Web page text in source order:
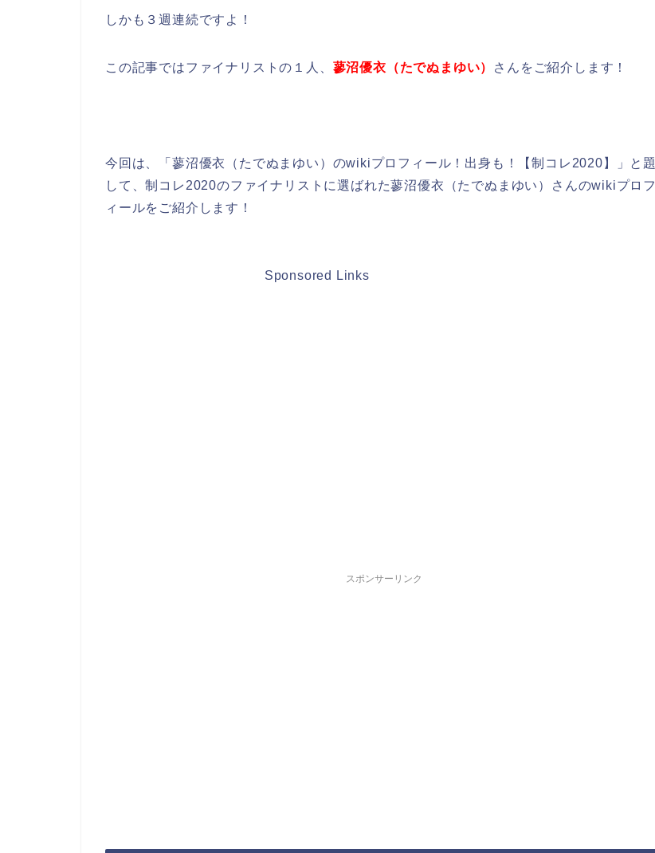
しかも３週連続ですよ！
この記事ではファイナリストの１人、 蓼沼優衣（たでぬまゆい） さんをご紹介します！
今回は、「蓼沼優衣（たでぬまゆい）のwikiプロフィール！出身も！【制コレ2020】」と題
して、制コレ2020のファイナリストに選ばれた蓼沼優衣（たでぬまゆい）さんのwikiプロフ
ィールをご紹介します！
Sponsored Links
スポンサーリンク